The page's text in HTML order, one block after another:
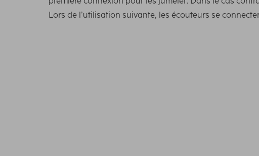
Lors de l’utilisation suivante, les écouteurs se